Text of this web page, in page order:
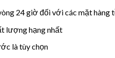
24 giờ đối với các mặt hàng
lượng hạng nhất
là tùy chọn